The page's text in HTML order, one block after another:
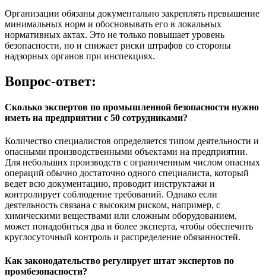
Организации обязаны документально закреплять превышение
минимальных норм и обосновывать его в локальных
нормативных актах. Это не только повышает уровень
безопасности, но и снижает риски штрафов со стороны
надзорных органов при инспекциях.
Вопрос-ответ:
Сколько экспертов по промышленной безопасности нужно
иметь на предприятии с 50 сотрудниками?
Количество специалистов определяется типом деятельности и
опасными производственными объектами на предприятии.
Для небольших производств с ограниченным числом опасных
операций обычно достаточно одного специалиста, который
ведет всю документацию, проводит инструктажи и
контролирует соблюдение требований. Однако если
деятельность связана с высоким риском, например, с
химическими веществами или сложным оборудованием,
может понадобиться два и более эксперта, чтобы обеспечить
круглосуточный контроль и распределение обязанностей.
Как законодательство регулирует штат экспертов по
промбезопасности?